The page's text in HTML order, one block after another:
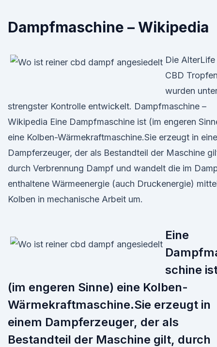
Dampfmaschine – Wikipedia
Die AlterLife
CBD Tropfen
wurden
strengster Kontrolle entwickelt. Dampfmaschine –
Wikipedia Eine Dampfmaschine ist (im engeren
eine Kolben-Wärmekraftmaschine.Sie erzeugt in
Dampferzeuger, der als Bestandteil der Maschine
durch Verbrennung Dampf und wandelt die im
enthaltene Wärmeenergie (auch Druckenergie)
Kolben in mechanische Arbeit um.
Eine
schine
(im engeren Sinne) eine Kolben-
Wärmekraftmaschine.Sie erzeugt in
einem Dampferzeuger, der als
Bestandteil der Maschine gilt, durch